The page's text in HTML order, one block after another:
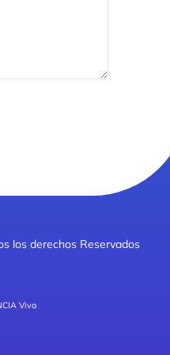
los derechos Reservados
Viva